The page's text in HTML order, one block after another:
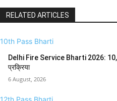
RELATED ARTICLES
10th Pass Bharti
Delhi Fire Service Bharti 2026:
प्रक्रिया
6 August, 2026
12th Pass Bharti